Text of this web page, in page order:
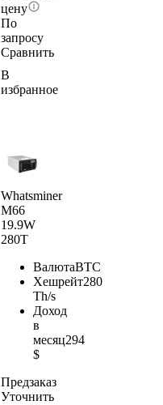
цену
По
запросу
Сравнить
В
избранное
Whatsminer
M66
19.9W
280T
ВалютаBTC
Хешрейт280
Th/s
Доход
в
месяц294
$
Предзаказ
Уточнить